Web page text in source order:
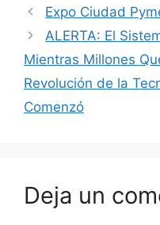
Expo Ciudad
ALERTA: El
Mientras Millones
Revolución de la
Comenzó
Deja un